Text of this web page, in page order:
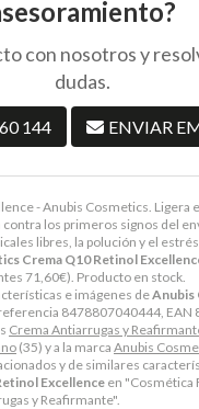
- Anubis Cosmetics. Ligera
los primeros signos del
libres, la polución y el
Crema Q10 Retinol
71,60€). Producto en stock.
e imágenes deAnubis
8478807040444, EAN
Crema Antiarrugas y
(35) y a la marca Anubis
y de similares
Excellence en "Cosmética
y Reafirmante".
con nosotros y
dudas.
144 ENVIAR